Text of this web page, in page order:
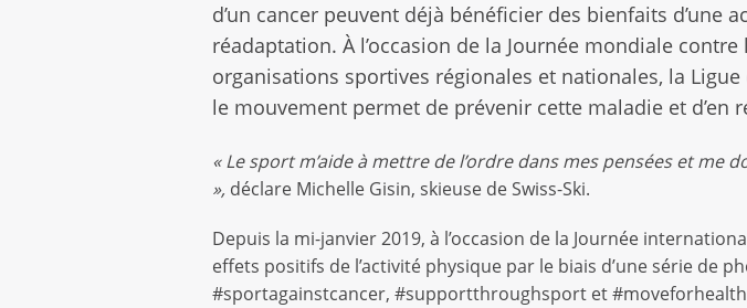
d’un cancer peuvent déjà bénéficier des bienfaits
réadaptation. À l’occasion de la Journée mondiale
organisations sportives régionales et nationales, la
le mouvement permet de prévenir cette maladie et d’en
« Le sport m’aide à mettre de l’ordre dans mes pensées et
», déclare Michelle Gisin, skieuse de Swiss-Ski.
Depuis la mi-janvier 2019, à l’occasion de la Journée
effets positifs de l’activité physique par le biais d’une série de
#sportagainstcancer, #supportthroughsport et